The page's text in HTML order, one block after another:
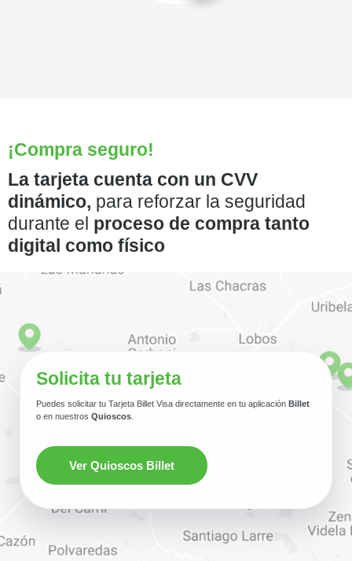
¡Compra seguro!
La tarjeta cuenta con un CVV
dinámico, para reforzar la seguridad
durante el proceso de compra tanto
digital como físico
Solicita tu tarjeta
Puedes solicitar tu Tarjeta Billet Visa directamente en tu aplicación Billet
o en nuestros Quioscos
Ver Quioscos Billet